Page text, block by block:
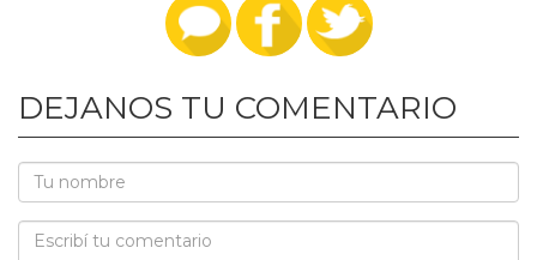
DEJANOS TU COMENTARIO